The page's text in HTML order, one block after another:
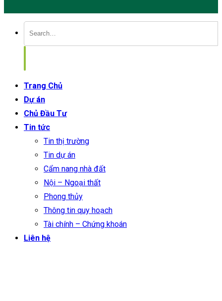
Trang Chủ
Dự án
Chủ Đầu Tư
Tin tức
Tin thị trường
Tin dự án
Cẩm nang nhà đất
Nội – Ngoại thất
Phong thủy
Thông tin quy hoạch
Tài chính – Chứng khoán
Liên hệ